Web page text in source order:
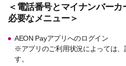
＜電話番号とマイナンバー
必要なメニュー＞
AEON Payアプリへのログイン
※アプリのご利用状況によっては、
す。